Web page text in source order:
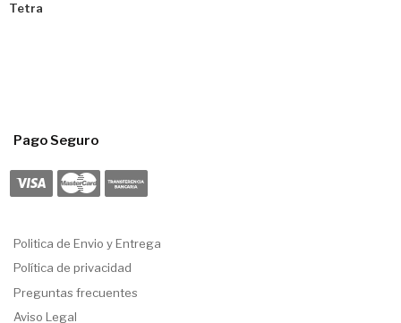
Tetra
Pago Seguro
Politica de Envio y Entrega
Política de privacidad
Preguntas frecuentes
Aviso Legal